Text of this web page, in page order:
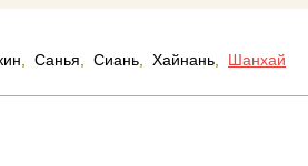
Санья Сиань Хайнань Шанхай